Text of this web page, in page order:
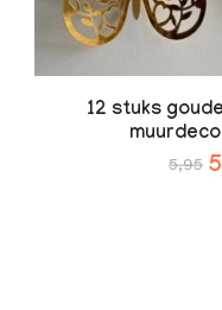
12 stuks
5,95